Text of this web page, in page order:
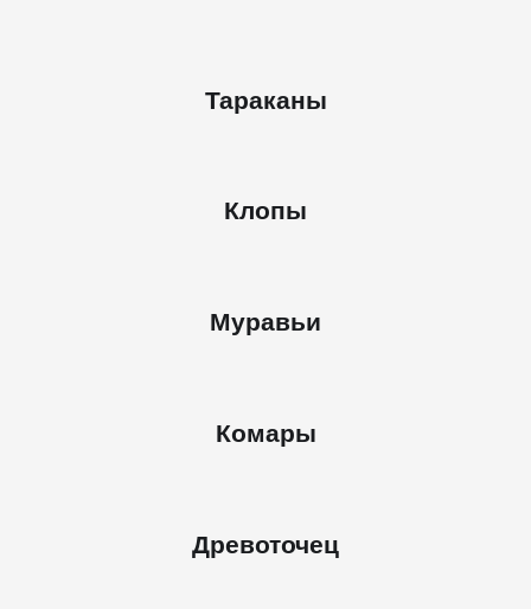
Тараканы
Клопы
Муравьи
Комары
Древоточец